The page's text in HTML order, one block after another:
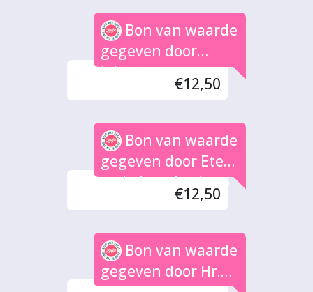
Bon van waarde
gegeven door
Johanne
€12,50
Bon van waarde
gegeven door Eten
en koken doe je zo
€12,50
Bon van waarde
gegeven door Hr.